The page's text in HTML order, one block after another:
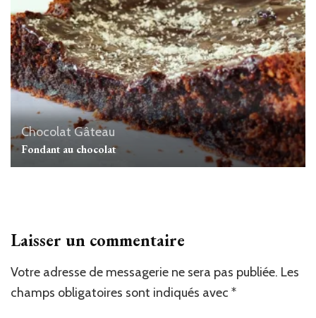
Chocolat Gâteau
Fondant au chocolat
Laisser un commentaire
Votre adresse de messagerie ne sera pas publiée. Les
champs obligatoires sont indiqués avec *